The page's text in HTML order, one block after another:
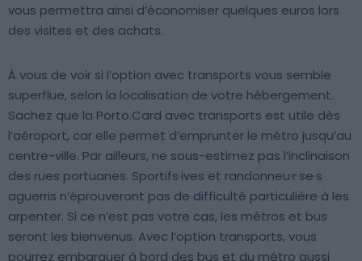
vous permettra ainsi d’économiser quelques euros lors
des visites et des achats.
À vous de voir si l’option avec transports vous semble
superflue, selon la localisation de votre hébergement.
Sachez que la Porto.Card avec transports est utile dès
l’aéroport, car elle permet d’emprunter le métro jusqu’au
centre-ville. Par ailleurs, ne sous-estimez pas l’inclinaison
des rues portuanes. Sportifs·ives et randonneu·r·se·s
aguerris n’éprouveront pas de difficulté particulière à les
arpenter. Si ce n’est pas votre cas, les métros et bus
seront les bienvenus. Avec l’option transports, vous
pourrez embarquer à bord des bus et du métro aussi